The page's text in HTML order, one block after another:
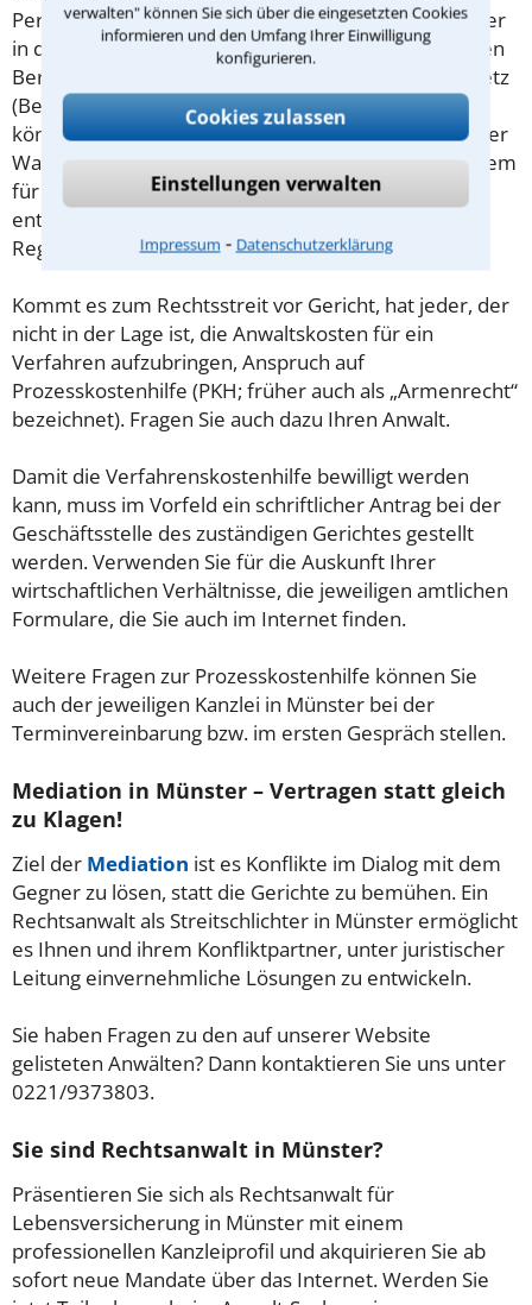
verwalten" können Sie sich über die eingesetzten Cookies
informieren und den Umfang Ihrer Einwilligung
konfigurieren.
Cookies zulassen
Einstellungen verwalten
Impressum ⁃ Datenschutzerklärung
Personen mit geringem Einkommen (Maßstab ist hier
in der Regel der Sozialhilfesatz) die Möglichkeit, einen
Beratungshilfeschein gemäß § 1 Beratungshilfegesetz
(BerHG) zu beantragen. Wird dieser bewilligt, so
können Sie sich hiermit von einem Rechtsanwalt Ihrer
Wahl kostenfrei beraten lassen. Der Antrag ist bei dem
für Sie zuständigen Amtsgericht zu stellen,
entsprechende Antragsformulare finden Sie in der
Regel auf der Homepage des jeweiligen Gerichts.
Kommt es zum Rechtsstreit vor Gericht, hat jeder, der
nicht in der Lage ist, die Anwaltskosten für ein
Verfahren aufzubringen, Anspruch auf
Prozesskostenhilfe (PKH; früher auch als „Armenrecht“
bezeichnet). Fragen Sie auch dazu Ihren Anwalt.
Damit die Verfahrenskostenhilfe bewilligt werden
kann, muss im Vorfeld ein schriftlicher Antrag bei der
Geschäftsstelle des zuständigen Gerichtes gestellt
werden. Verwenden Sie für die Auskunft Ihrer
wirtschaftlichen Verhältnisse, die jeweiligen amtlichen
Formulare, die Sie auch im Internet finden.
Weitere Fragen zur Prozesskostenhilfe können Sie
auch der jeweiligen Kanzlei in Münster bei der
Terminvereinbarung bzw. im ersten Gespräch stellen.
Mediation in Münster – Vertragen statt gleich
zu Klagen!
Ziel der Mediation ist es Konflikte im Dialog mit dem
Gegner zu lösen, statt die Gerichte zu bemühen. Ein
Rechtsanwalt als Streitschlichter in Münster ermöglicht
es Ihnen und ihrem Konfliktpartner, unter juristischer
Leitung einvernehmliche Lösungen zu entwickeln.
Sie haben Fragen zu den auf unserer Website
gelisteten Anwälten? Dann kontaktieren Sie uns unter
0221/9373803.
Sie sind Rechtsanwalt in Münster?
Präsentieren Sie sich als Rechtsanwalt für
Lebensversicherung in Münster mit einem
professionellen Kanzleiprofil und akquirieren Sie ab
sofort neue Mandate über das Internet. Werden Sie